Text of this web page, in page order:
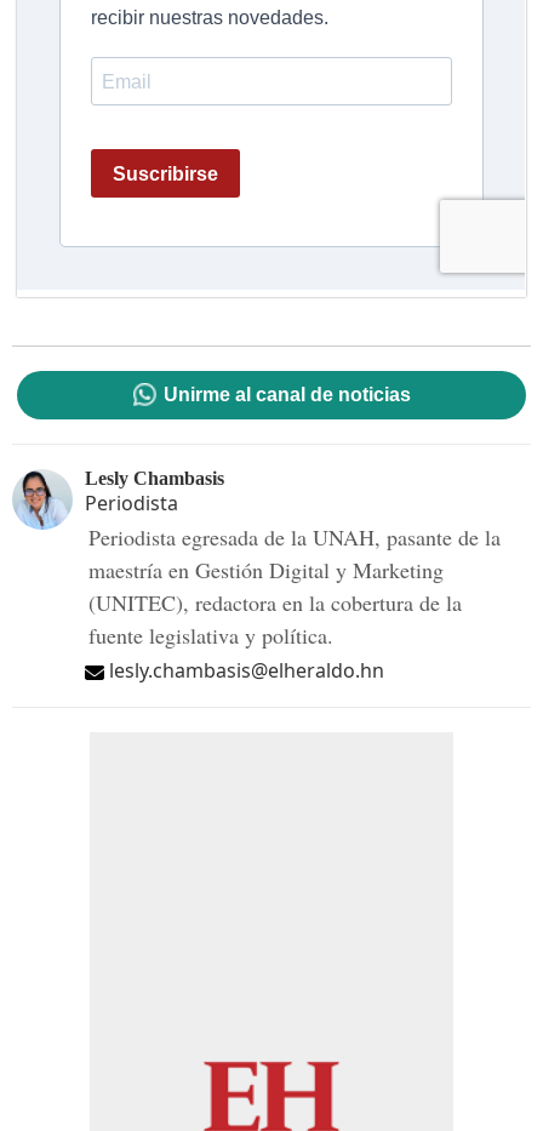
Unirme al canal de noticias
Lesly Chambasis
Periodista
Periodista egresada de la UNAH, pasante de la
maestría en Gestión Digital y Marketing
(UNITEC), redactora en la cobertura de la
fuente legislativa y política.
lesly.chambasis@elheraldo.hn